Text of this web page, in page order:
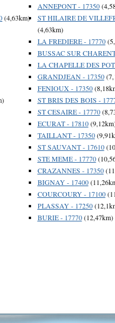
(4,63km)
ANNEPONT - 17350
ST HILAIRE DE
(4,63km)
LA FREDIERE - 17770
BUSSAC SUR
LA CHAPELLE DES
GRANDJEAN - 17350
FENIOUX - 17350
ST BRIS DES BOIS -
ST CESAIRE - 17770
ECURAT - 17810
TAILLANT - 17350
ST SAUVANT - 17610
STE MEME - 17770
CRAZANNES - 17350
BIGNAY - 17400
COURCOURY - 17100
PLASSAY - 17250
BURIE - 17770(12,47km)